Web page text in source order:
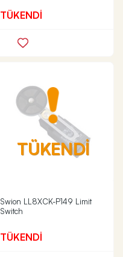
TÜKENDİ
TÜKENDİ
Swion LL8XCK-P149 Limit
Switch
TÜKENDİ